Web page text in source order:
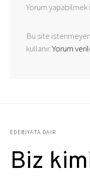
Yorum yapabilmek
Bu site
kullanır.Yorum
EDEBIYATA DAIR
Biz